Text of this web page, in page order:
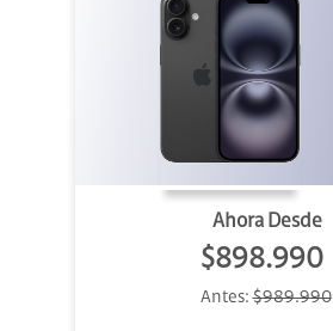
Ahora Desde
$898.990
Antes:$989.990